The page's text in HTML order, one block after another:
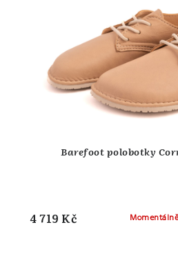
Barefoot polobotky
4 719 Kč